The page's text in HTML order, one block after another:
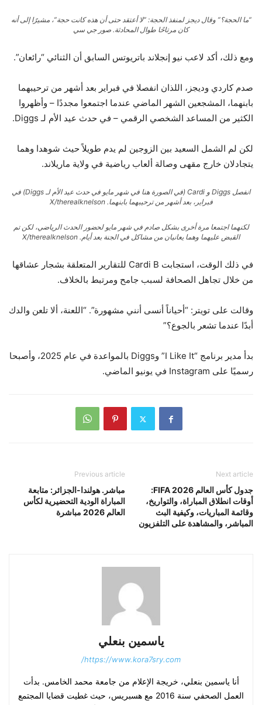
“ما الحجة؟” وقال ديجز لمنفذ الحجة: “لا أعتقد حتى أن هذه كانت حجة”، مشيرًا إلى أنه
كان مرتاحًا طوال المحادثة. صور جي سي
ومع ذلك، أكد لاعب نيو إنجلاند باتريوتس السابق أن الثنائي “رائعان”.
صدم كاردي وديجز، اللذان انفصلا في فبراير بعد أشهر من ترحيبهما
بابنهما، المشجعين الشهر الماضي عندما اجتمعوا مجددًا – وأظهروا
الكثير من المساعد الشخصي الرقمي – في حدث عيد الأم لـ Diggs.
لكن لم الشمل السعيد بين الزوجين لم يدم طويلاً حيث شوهدا وهما
يتجادلان خارج مقهى وصالة ألعاب رياضية في ولاية ماريلاند.
انفصل Diggs و Cardi (في الصورة هنا في شهر مايو في حدث عيد الأم لـ Diggs) في
فبراير، بعد أشهر من ترحيبهما بابنهما.X/therealknelson
لكنهما اجتمعا مرة أخرى بشكل صادم في شهر مايو لحضور الحدث الرياضي، لكن تم
القبض عليهما وهما يعانيان من مشاكل في الجنة بعد أيام. X/therealknelson
في ذلك الوقت، استجابت Cardi B للتقارير المتعلقة بشجار عشاقها
من خلال تجاهل الصحافة لسبب جامح ومرتبط بالخلاف.
وقالت على تويتر: “أحياناً أنسى أنني مشهورة”. “اللعنة، ألا تلعن والدك
أبدًا عندما تشعر بالجوع؟”
بدأ مدير برنامج “I Like It” وDiggs بالمواعدة في عام 2025، وأصبحا
رسميًا على Instagram في يونيو الماضي.
Previous article
مباشر. هولندا-الجزائر: متابعة
المباراة الودية التحضيرية لكأس
العالم 2026 مباشرة
Next article
جدول كأس العالم 2026 FIFA:
أوقات انطلاق المباراة، والتواريخ،
وقائمة المباريات، وكيفية البث
المباشر، والمشاهدة على التلفزيون
ياسمين بنعلي
https://www.kora7sry.com/
أنا ياسمين بنعلي، خريجة الإعلام من جامعة محمد الخامس. بدأت
العمل الصحفي سنة 2016 مع هسبريس، حيث غطيت قضايا المجتمع